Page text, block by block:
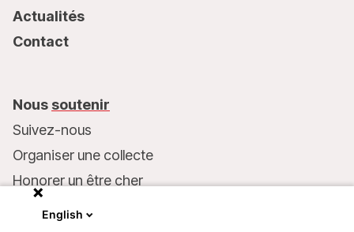
Actualités
Contact
Nous soutenir
Suivez-nous
Organiser une collecte
Honorer un être cher
English